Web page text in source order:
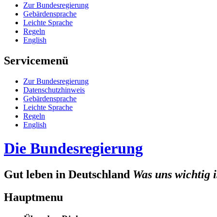
Zur Bun­des­re­gie­rung
Ge­bär­den­spra­che
Leich­te Spra­che
Re­geln
English
Servicemenü
Zur Bun­des­re­gie­rung
Da­ten­schutz­hin­weis
Ge­bär­den­spra­che
Leich­te Spra­che
Re­geln
English
Die Bundesregierung
Gut leben in Deutschland Was uns wichtig
Hauptmenu